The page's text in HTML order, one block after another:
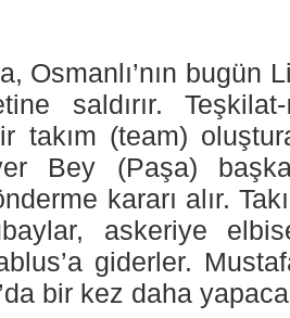
Osmanlı’nın bugün
saldırır.
takım (team)
Bey (Paşa)
kararı alır.
askeriye
giderler.
bir kez daha